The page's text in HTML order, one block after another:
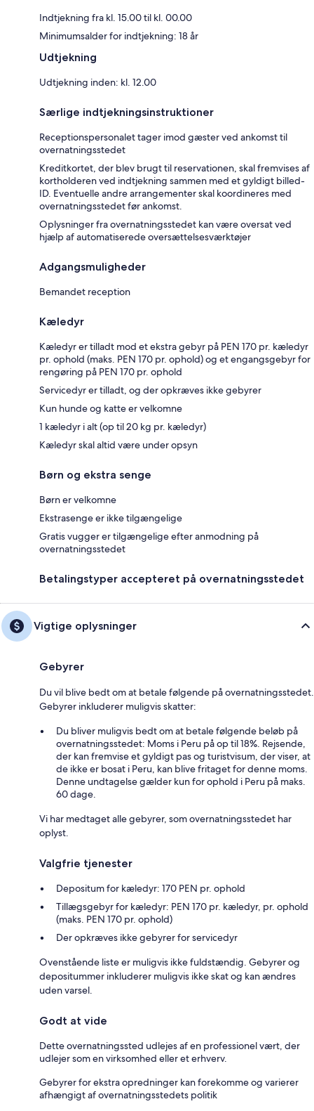
Indtjekning fra kl. 15.00 til kl. 00.00
Minimumsalder for indtjekning: 18 år
Udtjekning
Udtjekning inden: kl. 12.00
Særlige indtjekningsinstruktioner
Receptionspersonalet tager imod gæster ved ankomst til
overnatningsstedet
Kreditkortet, der blev brugt til reservationen, skal fremvises af
kortholderen ved indtjekning sammen med et gyldigt billed-
ID. Eventuelle andre arrangementer skal koordineres med
overnatningsstedet før ankomst.
Oplysninger fra overnatningsstedet kan være oversat ved
hjælp af automatiserede oversættelsesværktøjer
Adgangsmuligheder
Bemandet reception
Kæledyr
Kæledyr er tilladt mod et ekstra gebyr på PEN 170 pr. kæledyr
pr. ophold (maks. PEN 170 pr. ophold) og et engangsgebyr for
rengøring på PEN 170 pr. ophold
Servicedyr er tilladt, og der opkræves ikke gebyrer
Kun hunde og katte er velkomne
1 kæledyr i alt (op til 20 kg pr. kæledyr)
Kæledyr skal altid være under opsyn
Børn og ekstra senge
Børn er velkomne
Ekstrasenge er ikke tilgængelige
Gratis vugger er tilgængelige efter anmodning på
overnatningsstedet
Betalingstyper accepteret på overnatningsstedet
Vigtige oplysninger
Gebyrer
Du vil blive bedt om at betale følgende på overnatningsstedet.
Gebyrer inkluderer muligvis skatter:
Du bliver muligvis bedt om at betale følgende beløb på
overnatningsstedet: Moms i Peru på op til 18%. Rejsende,
der kan fremvise et gyldigt pas og turistvisum, der viser, at
de ikke er bosat i Peru, kan blive fritaget for denne moms.
Denne undtagelse gælder kun for ophold i Peru på maks.
60 dage.
Vi har medtaget alle gebyrer, som overnatningsstedet har
oplyst.
Valgfrie tjenester
Depositum for kæledyr: 170 PEN pr. ophold
Tillægsgebyr for kæledyr: PEN 170 pr. kæledyr, pr. ophold
(maks. PEN 170 pr. ophold)
Der opkræves ikke gebyrer for servicedyr
Ovenstående liste er muligvis ikke fuldstændig. Gebyrer og
depositummer inkluderer muligvis ikke skat og kan ændres
uden varsel.
Godt at vide
Dette overnatningssted udlejes af en professionel vært, der
udlejer som en virksomhed eller et erhverv.
Gebyrer for ekstra opredninger kan forekomme og varierer
afhængigt af overnatningsstedets politik